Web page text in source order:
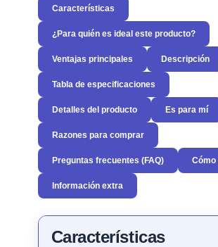
Características
¿Para quién es ideal este producto?
Ventajas principales Descripción
Tabla de especificaciones
Detalles del producto Es para mí
Razones para comprar
Preguntas frecuentes (FAQ) Cómo
Información extra
Características